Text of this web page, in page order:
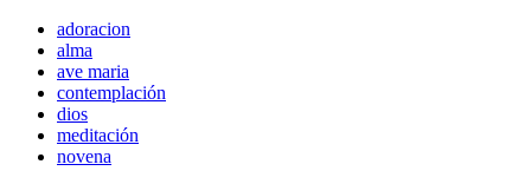
adoracion
alma
ave maria
contemplación
dios
meditación
novena